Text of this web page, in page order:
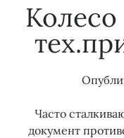
Колесо
Часто
документ